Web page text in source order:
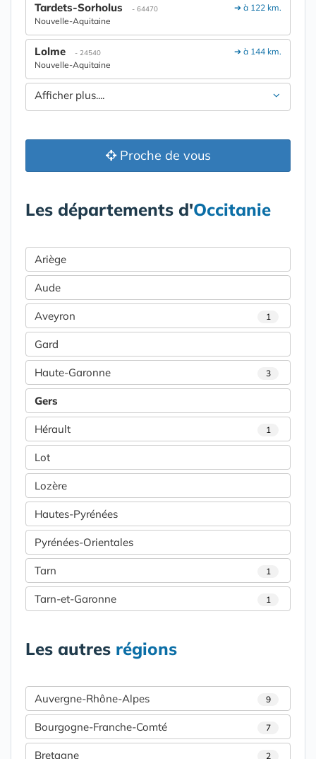
➔ à 122 km.
Tardets-Sorholus - 64470
Nouvelle-Aquitaine
➔ à 144 km.
Lolme - 24540
Nouvelle-Aquitaine
Afficher plus....
Proche de vous
Les départements d'Occitanie
Ariège
Aude
Aveyron 1
Gard
Haute-Garonne 3
Gers
Hérault 1
Lot
Lozère
Hautes-Pyrénées
Pyrénées-Orientales
Tarn 1
Tarn-et-Garonne 1
Les autres régions
Auvergne-Rhône-Alpes 9
Bourgogne-Franche-Comté 7
Bretagne 2